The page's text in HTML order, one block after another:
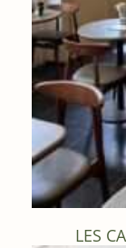
LES